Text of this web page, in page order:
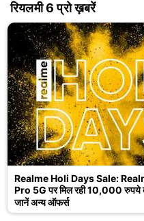
रियलमी 6 प्रो ख़बरें
Realme Holi Days Sale:
Pro 5G पर मिल रही 10,000 रुपये
जानें अन्य ऑफर्स